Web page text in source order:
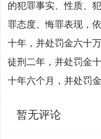
的犯罪事实、性质、
罪态度、悔罪表现，
十年，并处罚金六十
徒刑二年，并处罚金
十年六个月，并处罚
暂无评论